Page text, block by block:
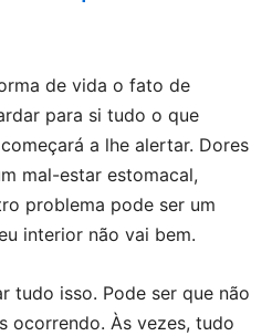
de vida o fato de
para si tudo o que
a lhe alertar. Dores
mal-estar estomacal,
problema pode ser um
interior não vai bem.
tudo isso. Pode ser que não
ocorrendo. Às vezes, tudo